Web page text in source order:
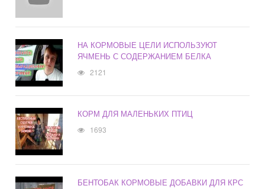
НА КОРМОВЫЕ ЦЕЛИ ИСПОЛЬЗУЮТ
ЯЧМЕНЬ С СОДЕРЖАНИЕМ БЕЛКА
2121
КОРМ ДЛЯ МАЛЕНЬКИХ ПТИЦ
1693
БЕНТОБАК КОРМОВЫЕ ДОБАВКИ ДЛЯ КРС